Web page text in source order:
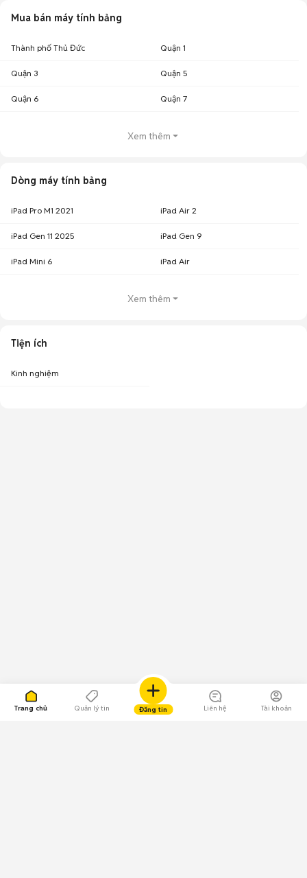
Trang chủ Quản lý tin Đăng tin Liên hệ Tài khoản
Mua bán máy tính bảng
Thành phố Thủ Đức Quận 1
Quận 3 Quận 5
Quận 6 Quận 7
Xem thêm
Dòng máy tính bảng
iPad Pro M1 2021 iPad Air 2
iPad Gen 11 2025 iPad Gen 9
iPad Mini 6 iPad Air
Xem thêm
Tiện ích
Kinh nghiệm